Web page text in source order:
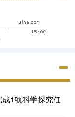
1项科学探究任